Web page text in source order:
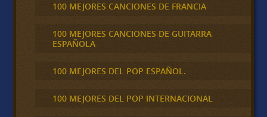
100 MEJORES CANCIONES DE FRANCIA
100 MEJORES CANCIONES DE GUITARRA
ESPAÑOLA
100 MEJORES DEL POP ESPAÑOL.
100 MEJORES DEL POP INTERNACIONAL